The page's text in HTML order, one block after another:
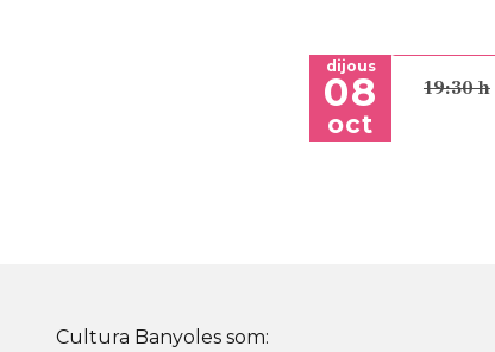
dijous
08
oct
19:30 h
Cultura Banyoles som: